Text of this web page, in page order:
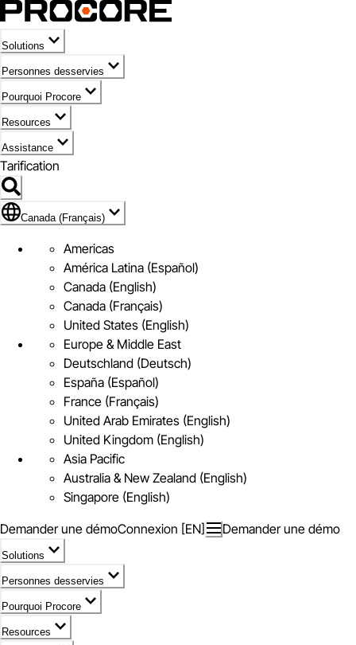
Solutions
Personnes desservies
Pourquoi Procore
Resources
Assistance
Tarification
Pavillon de Canada (Français)
Canada (Français)
Americas
América Latina (Español)
Canada (English)
Canada (Français)
United States (English)
Europe & Middle East
Deutschland (Deutsch)
España (Español)
France (Français)
United Arab Emirates (English)
United Kingdom (English)
Asia Pacific
Australia & New Zealand (English)
Singapore (English)
Demander une démoConnexion [EN] Demander une démo
Solutions
Personnes desservies
Pourquoi Procore
Resources